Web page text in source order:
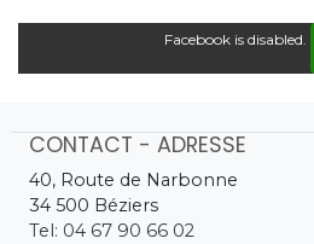
Facebook is disabled.
CONTACT - ADRESSE
40, Route de Narbonne
34 500 Béziers
Tel: 04 67 90 66 02